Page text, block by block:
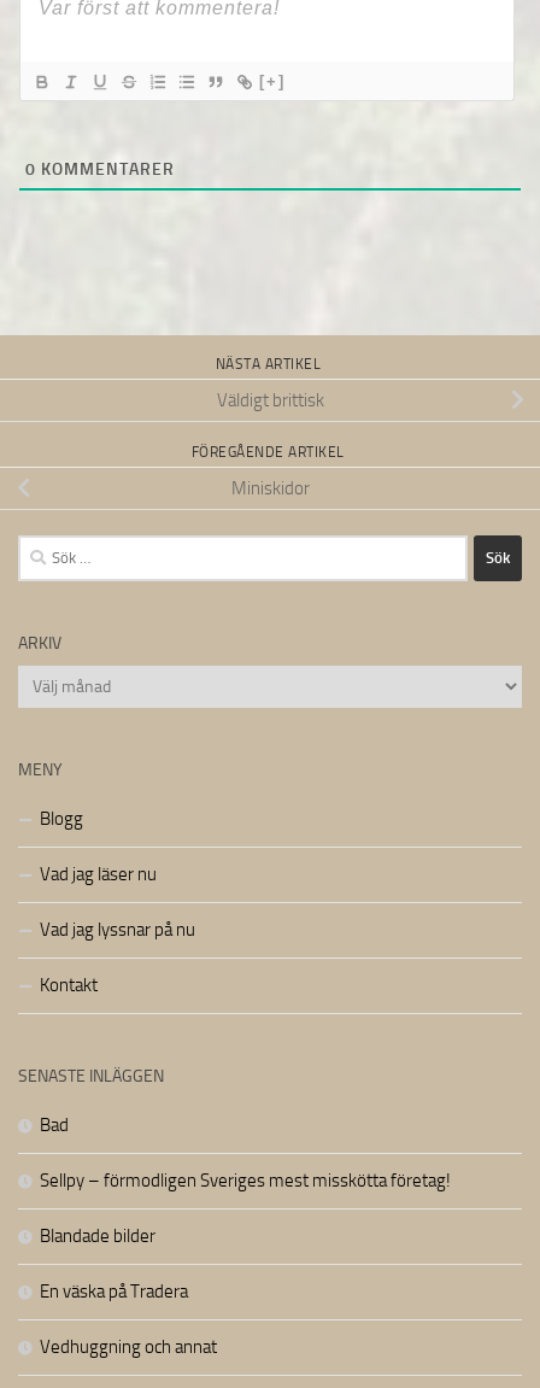
[+]
0 KOMMENTARER
NÄSTA ARTIKEL
Väldigt brittisk
FÖREGÅENDE ARTIKEL
Miniskidor
Sök
efter:
ARKIV
Arkiv
MENY
Blogg
Vad jag läser nu
Vad jag lyssnar på nu
Kontakt
SENASTE INLÄGGEN
Bad
Sellpy – förmodligen Sveriges mest misskötta företag!
Blandade bilder
En väska på Tradera
Vedhuggning och annat